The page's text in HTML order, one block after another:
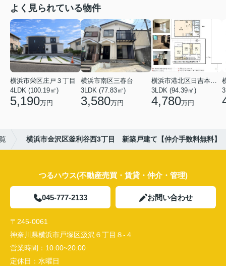
よく見られている物件
横浜市栄区庄戸３丁目
4LDK (100.19㎡)
5,190万円
横浜市南区三春台
3LDK (77.83㎡)
3,580万円
横浜市港北区日吉本町６丁目
3LDK (94.39㎡)
4,780万円
横浜市金沢区釜利谷西3丁目 新築戸建て【仲介手数料無料】
つるハウス(不動産売買・賃貸・仲介・管理)
045-777-2133 お問い合わせ
〒245-0061
神奈川県横浜市戸塚区汲沢６丁目８-４
営業時間： 10:00~20:00
定休日： 水曜日